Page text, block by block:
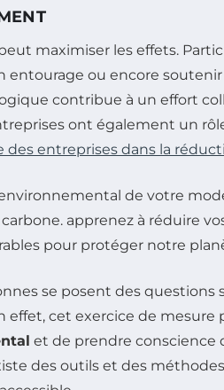
maximiser les effets.
entourage ou encore
contribue à un effort
ont également un
des entreprises dans la
se posent des questions
effet, cet exercice de mesure
et de prendre conscience
des outils et des